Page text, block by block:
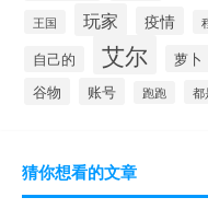
王国 玩家 疫情
自己的 艾尔 萝卜
谷物 账号 跑跑 都
猜你想看的文章